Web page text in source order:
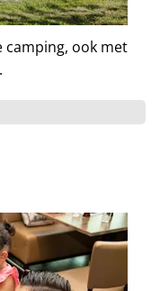
camping, ook met